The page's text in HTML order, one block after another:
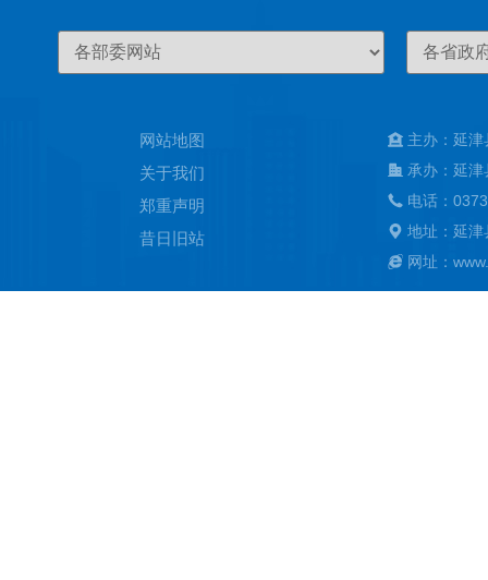
网站地图
关于我们
郑重声明
昔日旧站
主办：延
承办：延
电话：
地址：延
网址：